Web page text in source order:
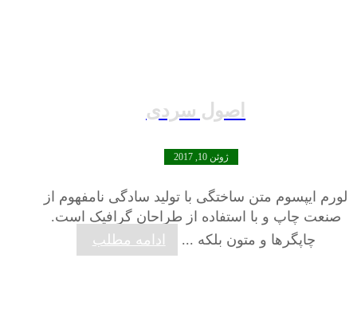
اصول سردی
ژوئن 10, 2017
لورم ایپسوم متن ساختگی با تولید سادگی نامفهوم از
صنعت چاپ و با استفاده از طراحان گرافیک است.
چاپگرها و متون بلکه ...
ادامه مطلب